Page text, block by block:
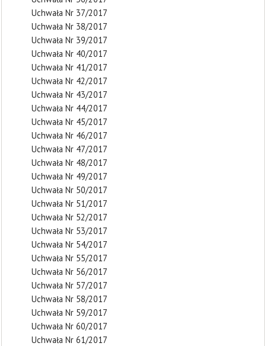
Uchwała Nr 37/2017
Uchwała Nr 38/2017
Uchwała Nr 39/2017
Uchwała Nr 40/2017
Uchwała Nr 41/2017
Uchwała Nr 42/2017
Uchwała Nr 43/2017
Uchwała Nr 44/2017
Uchwała Nr 45/2017
Uchwała Nr 46/2017
Uchwała Nr 47/2017
Uchwała Nr 48/2017
Uchwała Nr 49/2017
Uchwała Nr 50/2017
Uchwała Nr 51/2017
Uchwała Nr 52/2017
Uchwała Nr 53/2017
Uchwała Nr 54/2017
Uchwała Nr 55/2017
Uchwała Nr 56/2017
Uchwała Nr 57/2017
Uchwała Nr 58/2017
Uchwała Nr 59/2017
Uchwała Nr 60/2017
Uchwała Nr 61/2017